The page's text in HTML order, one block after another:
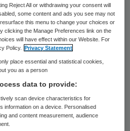
de BBB voor het
Ook
langdurige
“BBB
uitstralen waar
zit met de PVV, die
Reject All or withdrawing your consent will
some content and ads you see may not
this menu to change your choices or
clicking the Manage Preferences link on the
will have effect within our Website. For
Policy.
Privacy Statement
place essential and statistical cookies,
you as a person
data to provide:
scan device characteristics for
information on a device. Personalised
and content measurement, audience